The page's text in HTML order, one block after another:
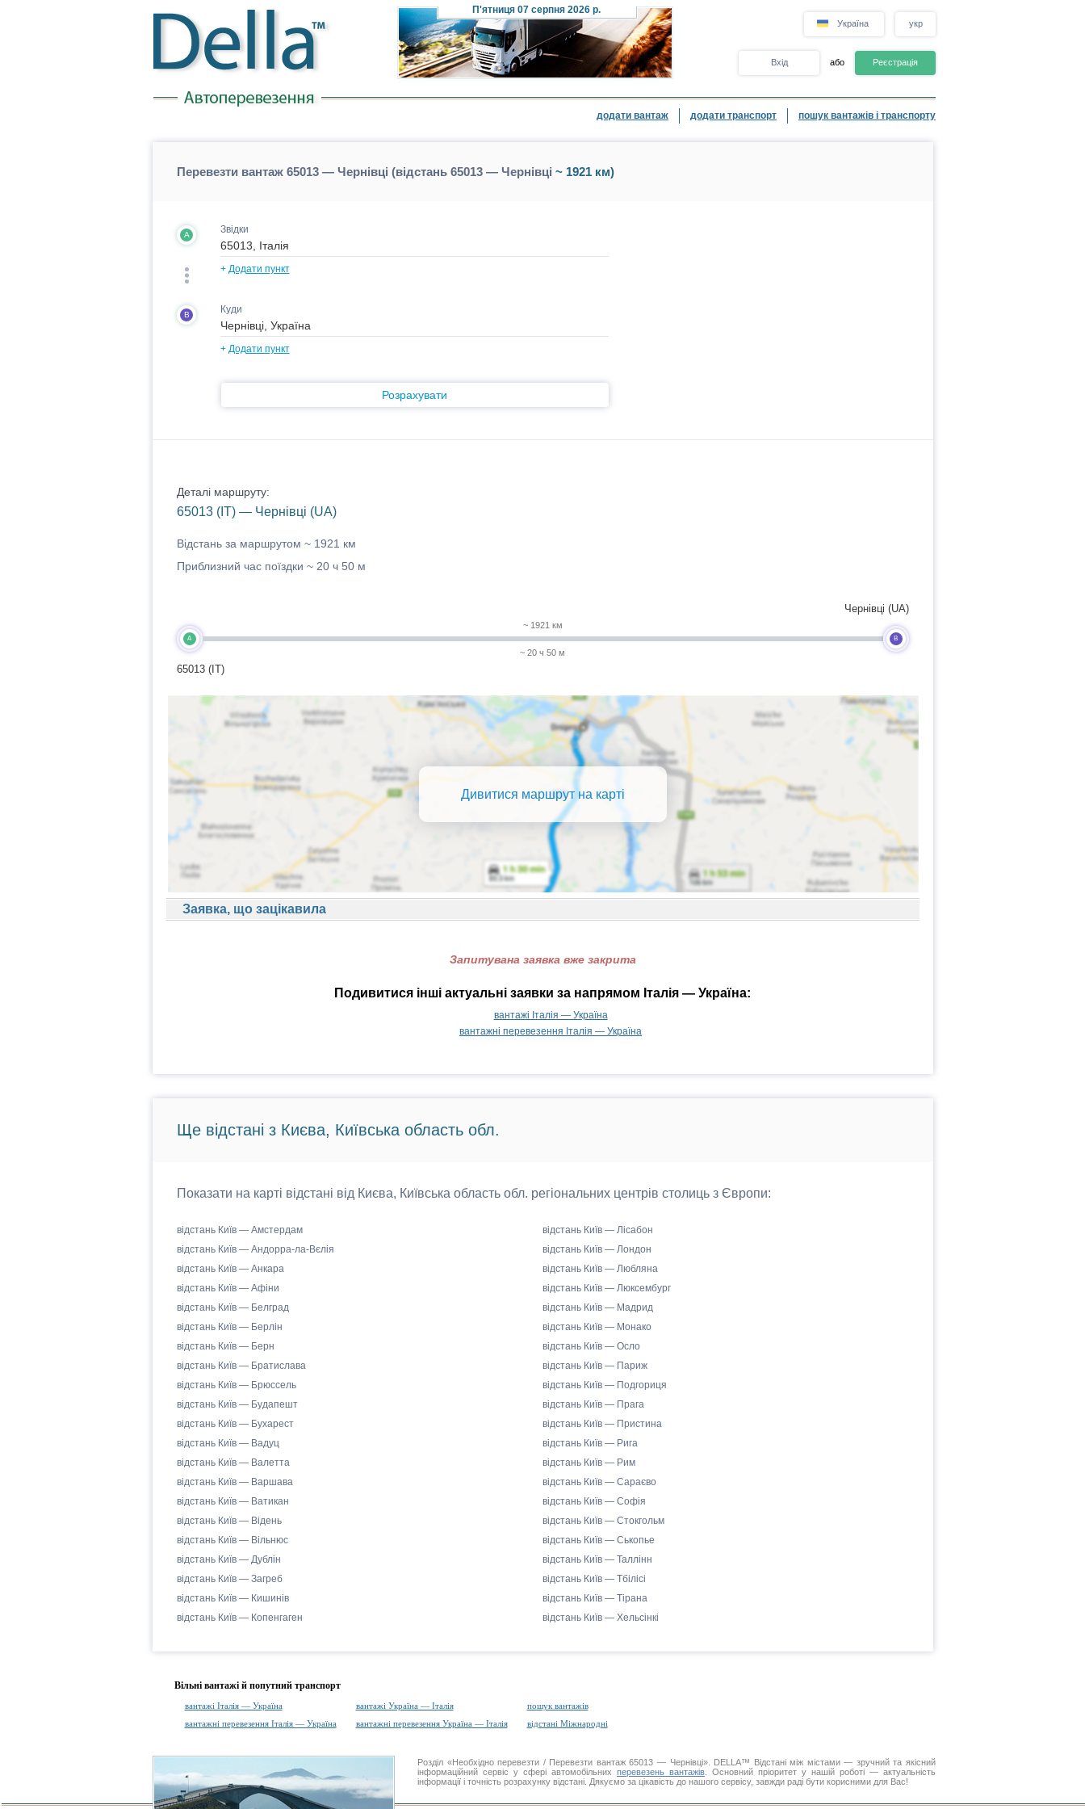
П'ятниця07 серпня 2026 р.
Україна укр
Вхід або Реєстрація
додати вантаж додати транспорт пошук вантажів і транспорту
Перевезти вантаж 65013 — Чернівці (відстань 65013 — Чернівці ~ 1921 км)
A Звідки
+ Додати пункт
B Куди
+ Додати пункт
Розрахувати
Деталі маршруту:
65013 (IT) — Чернівці (UA)
Відстань за маршрутом ~ 1921 км
Приблизний час поїздки ~ 20 ч 50 м
A
65013 (IT)
~ 1921 км
~ 20 ч 50 м
B
Чернівці (UA)
Дивитися маршрут на карті
Заявка, що зацікавила
Запитувана заявка вже закрита
Подивитися інші актуальні заявки за напрямом Італія — Україна:
вантажі Італія — Україна
вантажні перевезення Італія — Україна
Ще відстані з Києва, Київська область обл.
Показати на карті відстані від Києва, Київська область обл. регіональних центрів столиць з Європи:
відстань Київ — Амстердам
відстань Київ — Андорра-ла-Вєлія
відстань Київ — Анкара
відстань Київ — Афіни
відстань Київ — Белград
відстань Київ — Берлін
відстань Київ — Берн
відстань Київ — Братислава
відстань Київ — Брюссель
відстань Київ — Будапешт
відстань Київ — Бухарест
відстань Київ — Вадуц
відстань Київ — Валетта
відстань Київ — Варшава
відстань Київ — Ватикан
відстань Київ — Відень
відстань Київ — Вільнюс
відстань Київ — Дублін
відстань Київ — Загреб
відстань Київ — Кишинів
відстань Київ — Копенгаген
відстань Київ — Лісабон
відстань Київ — Лондон
відстань Київ — Любляна
відстань Київ — Люксембург
відстань Київ — Мадрид
відстань Київ — Монако
відстань Київ — Осло
відстань Київ — Париж
відстань Київ — Подгориця
відстань Київ — Прага
відстань Київ — Пристина
відстань Київ — Рига
відстань Київ — Рим
відстань Київ — Сараєво
відстань Київ — Софія
відстань Київ — Стокгольм
відстань Київ — Ськопье
відстань Київ — Таллінн
відстань Київ — Тбілісі
відстань Київ — Тірана
відстань Київ — Хельсінкі
Вільні вантажі й попутний транспорт
вантажі Італія — Україна вантажі Україна — Італія
пошук вантажів
вантажні перевезення Італія — Україна
вантажні перевезення Україна — Італія відстані Міжнародні
Розділ «Необхідно перевезти / Перевезти вантаж 65013 — Чернівці». DELLA™ Відстані між містами— зручний та якісний
інформаційний сервіс у сфері автомобільних перевезень вантажів . Основний пріоритет у нашій роботі — актуальність
інформації і точність розрахунку відстані. Дякуємо за цікавість до нашого сервісу, завжди раді бути корисними для Вас!